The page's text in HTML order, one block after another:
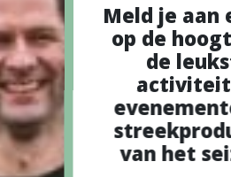
Meld je aan
op de
de
van het